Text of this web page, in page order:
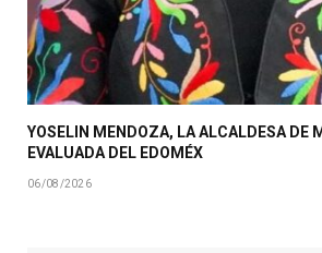
YOSELIN MENDOZA, LA ALCALDESA DE
EVALUADA DEL EDOMÉX
06/08/2026